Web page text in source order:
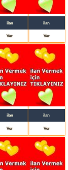
ilan
Ver
ilan
Ver
ilan
Ver
ilan
Ver